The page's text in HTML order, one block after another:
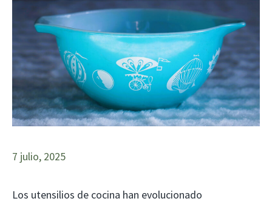
7 julio, 2025
Los utensilios de cocina han evolucionado